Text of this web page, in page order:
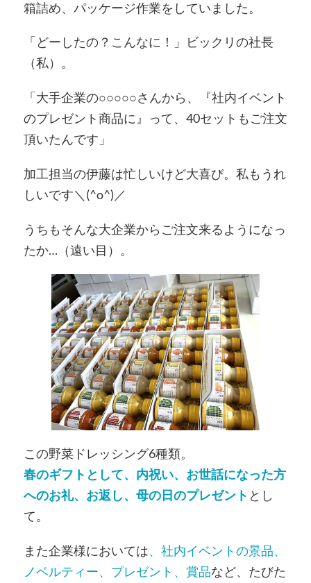
箱詰め、パッケージ作業をしていました。
「どーしたの？こんなに！」ビックリの社長
（私）。
「大手企業の○○○○○さんから、『社内イベント
のプレゼント商品に』って、40セットもご注文
頂いたんです」
加工担当の伊藤は忙しいけど大喜び。私もうれ
しいです＼(^o^)／
うちもそんな大企業からご注文来るようになっ
たか…（遠い目）。
この野菜ドレッシング6種類。
春のギフトとして、内祝い、お世話になった方
へのお礼、お返し、母の日のプレゼント とし
て。
また企業様においては、社内イベントの景品、
ノベルティー、プレゼント、賞品など、たびた